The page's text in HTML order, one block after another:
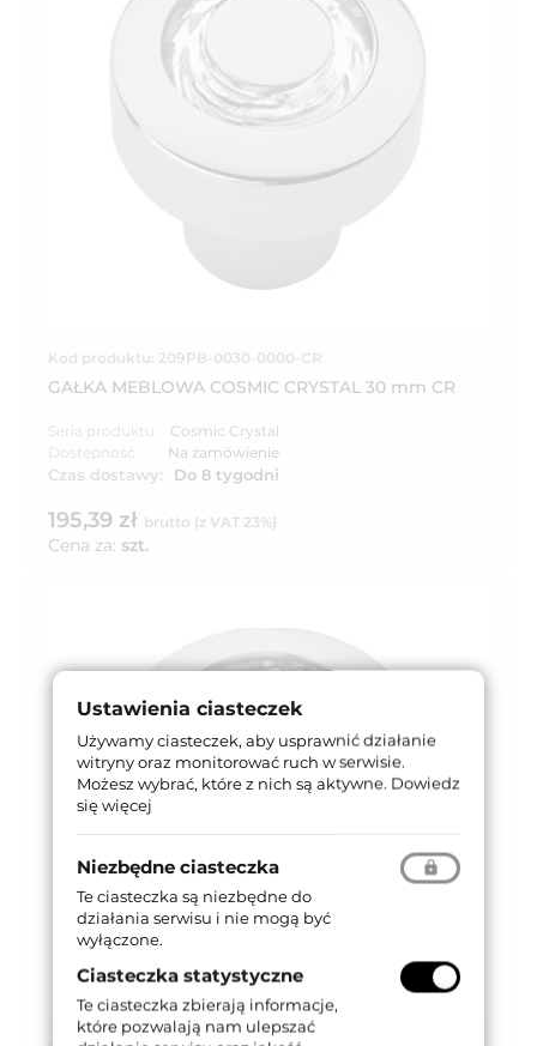
Kod produktu: 209PB-0030-0000-CR
GAŁKA MEBLOWA COSMIC CRYSTAL 30 mm CR
Seria produktu:
Cosmic Crystal
Dostępność:
Na zamówienie
Czas dostawy: Do 8 tygodni
195,39 zł brutto (z VAT 23%)
Cena za: szt.
Ustawienia ciasteczek
Używamy ciasteczek, aby usprawnić działanie
witryny oraz monitorować ruch w serwisie.
Możesz wybrać, które z nich są aktywne. Dowiedz
się więcej
Niezbędne ciasteczka
Te ciasteczka są niezbędne do
działania serwisu i nie mogą być
wyłączone.
Ciasteczka statystyczne
Te ciasteczka zbierają informacje,
które pozwalają nam ulepszać